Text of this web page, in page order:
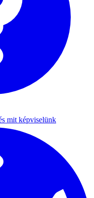
mit képviselünk